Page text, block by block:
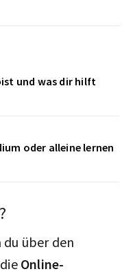
und was dir hilft
oder alleine lernen
über den
Online-